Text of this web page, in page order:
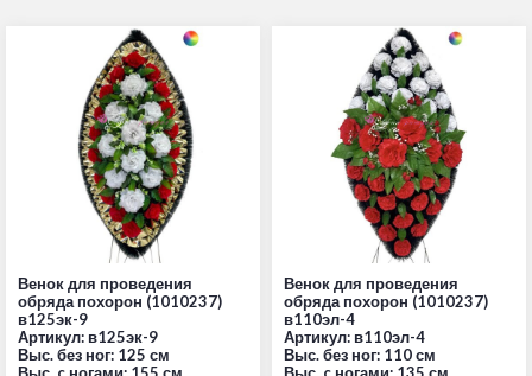
Венок для проведения
обряда похорон (1010237)
в125эк-9
Артикул: в125эк-9
Выс. без ног: 125 см
Венок для проведения
обряда похорон (1010237)
в110эл-4
Артикул: в110эл-4
Выс. без ног: 110 см